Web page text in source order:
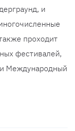
и
проходит
фестивалей,
Международный